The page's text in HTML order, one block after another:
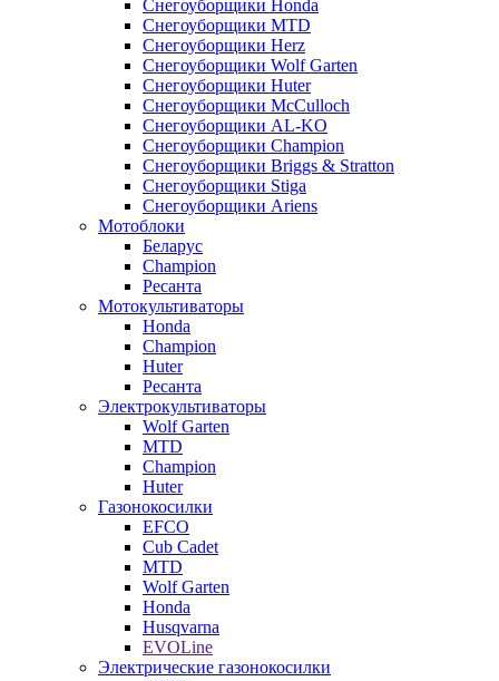
Снегоуборщики Honda
Снегоуборщики MTD
Снегоуборщики Herz
Снегоуборщики Wolf Garten
Снегоуборщики Huter
Снегоуборщики McCulloch
Снегоуборщики AL-KO
Снегоуборщики Champion
Снегоуборщики Briggs & Stratton
Снегоуборщики Stiga
Снегоуборщики Ariens
Мотоблоки
Беларус
Champion
Ресанта
Мотокультиваторы
Honda
Champion
Huter
Ресанта
Электрокультиваторы
Wolf Garten
MTD
Champion
Huter
Газонокосилки
EFCO
Cub Cadet
MTD
Wolf Garten
Honda
Husqvarna
EVOLine
Электрические газонокосилки